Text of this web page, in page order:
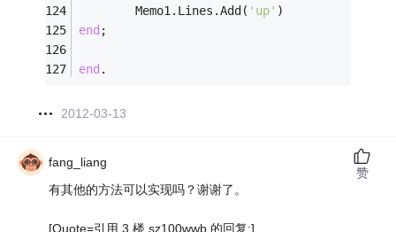
        Memo1.Lines.Add(
'up' )
end ;
end .
2012-03-13
fang_liang
有其他的方法可以实现吗？谢谢了。
[Quote=引用 3 楼 sz100wwb 的回复:]
赞